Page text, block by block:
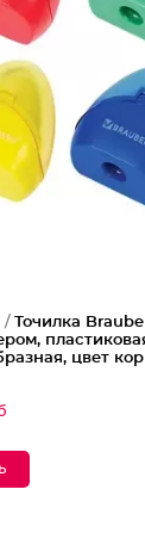
/
Точилка
цвет